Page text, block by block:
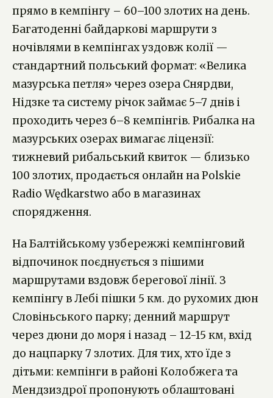
прямо в кемпінгу – 60–100 злотих на день.
Багатоденні байдаркові маршрути з
ночівлями в кемпінгах уздовж колії —
стандартний польський формат: «Велика
мазурська петля» через озера Снярдви,
Нідзке та систему річок займає 5–7 днів і
проходить через 6–8 кемпінгів. Рибалка на
мазурських озерах вимагає ліцензії:
тижневий рибальський квиток — близько
100 злотих, продається онлайн на Polskie
Radio Wędkarstwo або в магазинах
спорядження.
На Балтійському узбережжі кемпінговий
відпочинок поєднується з пішими
маршрутами вздовж берегової лінії. З
кемпінгу в Лебі пішки 5 км. до рухомих дюн
Словіньського парку; денний маршрут
через дюни до моря і назад – 12-15 км, вхід
до нацпарку 7 злотих. Для тих, хто їде з
дітьми: кемпінги в районі Колобжега та
Мендзиздрої пропонують облаштовані